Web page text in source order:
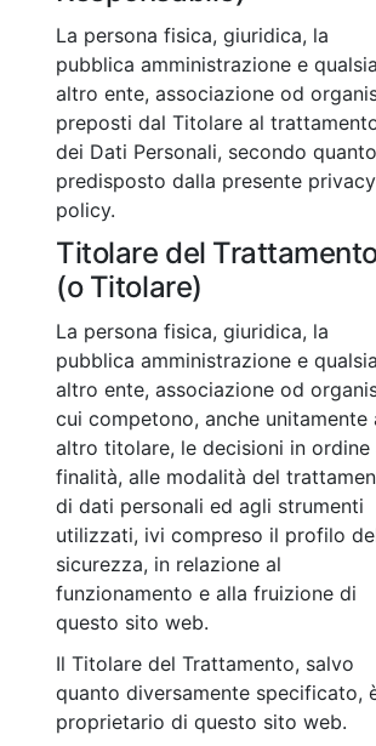
La persona fisica, giuridica, la
pubblica amministrazione e
altro ente, associazione od
preposti dal Titolare al
dei Dati Personali, secondo quanto
predisposto dalla presente privacy
policy.
Titolare del
(o Titolare)
La persona fisica, giuridica, la
pubblica amministrazione e
altro ente, associazione od
cui competono, anche unitamente
altro titolare, le decisioni in ordine
finalità, alle modalità del
di dati personali ed agli strumenti
utilizzati, ivi compreso il profilo
sicurezza, in relazione al
funzionamento e alla fruizione di
questo sito web.
Il Titolare del Trattamento, salvo
quanto diversamente specificato,
proprietario di questo sito web.